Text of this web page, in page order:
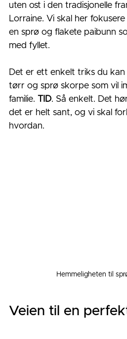
uten ost i den tradisjonelle
Lorraine. Vi skal her
en sprø og flakete paibunn
med fyllet.
Det er ett enkelt triks du
tørr og sprø skorpe som vil
familie. TID. Så enkelt. Det
det er helt sant, og vi skal
hvordan.
Hemmeligheten til
Veien til en